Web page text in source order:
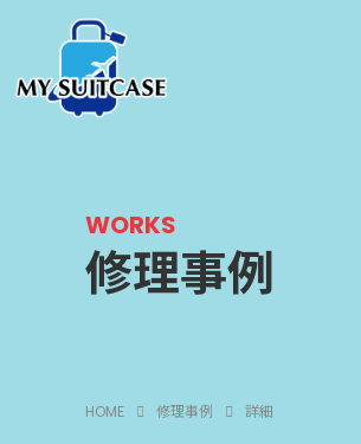
アメリカンツーリスター
AMERICANTOURISTE
スポーツブランド
WORKS
修理事例
HOME 修理事例 詳細